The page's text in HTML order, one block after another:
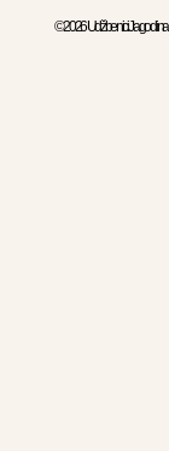
© 2026 Udžbenici Jagodina